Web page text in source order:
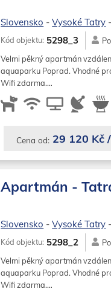
Slovensko -Vysoké Tatry
Kód objektu: 5298_3
Velmi pěkný apartmán
aquaparku Poprad. Vhodné
Wifi zdarma.…
Cena od: 29 120 Kč
Apartmán -
Slovensko -Vysoké Tatry
Kód objektu: 5298_2
Velmi pěkný apartmán
aquaparku Poprad. Vhodné
Wifi zdarma.…